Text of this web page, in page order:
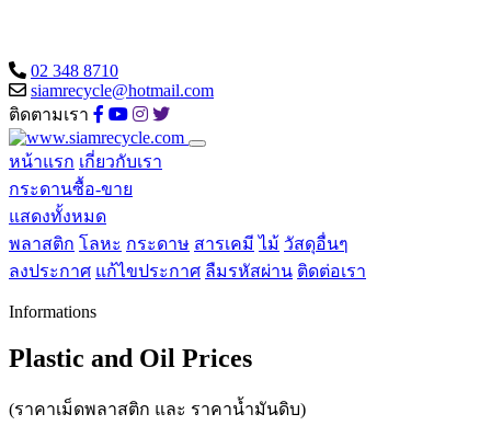
02 348 8710
siamrecycle@hotmail.com
ติดตามเรา
หน้าแรก เกี่ยวกับเรา
กระดานซื้อ-ขาย
แสดงทั้งหมด
พลาสติก โลหะ กระดาษ สารเคมี ไม้ วัสดุอื่นๆ
ลงประกาศ แก้ไขประกาศ ลืมรหัสผ่าน ติดต่อเรา
Informations
Plastic and Oil Prices
(ราคาเม็ดพลาสติก และ ราคาน้ำมันดิบ)